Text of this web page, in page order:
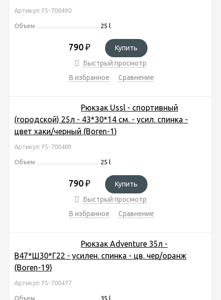
Артикул: FS-700490
Объем 25 l
790 ₽
Купить
Быстрый просмотр
В избранное
Сравнение
Рюкзак Ussl - спортивный
(городской) 25л - 43*30*14 см. - усил. спинка -
цвет хаки/черный (Boren-1)
Артикул: FS-700489
Объем 25 l
790 ₽
Купить
Быстрый просмотр
В избранное
Сравнение
Рюкзак Adventure 35л -
В47*Ш30*Г22 - усилен. спинка - цв. чер/оранж
(Boren-19)
Артикул: FS-700477
Объем 35 l